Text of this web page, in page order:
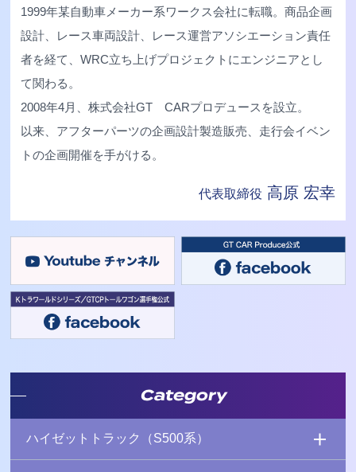
1999年某自動車メーカー系ワークス会社に転職。商品企画
設計、レース車両設計、レース運営アソシエーション責任
者を経て、WRC立ち上げプロジェクトにエンジニアとし
て関わる。
2008年4月、株式会社GT CARプロデュースを設立。
以来、アフターパーツの企画設計製造販売、走行会イベン
トの企画開催を手がける。
代表取締役 高原 宏幸
Category
ハイゼットトラック（S500系）